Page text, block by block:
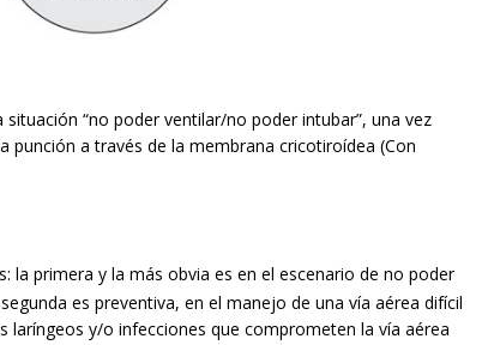
“no poder ventilar/no poder intubar”, una vez
punción a través de la membrana cricotiroídea (Con
la primera y la más obvia es en el escenario de no poder
es preventiva, en el manejo de una vía aérea difícil
laríngeos y/o infecciones que comprometen la vía aérea